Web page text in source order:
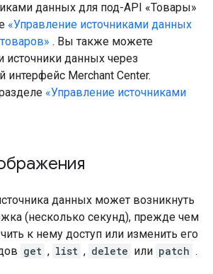
данных для под-API «Товары»
«Управление источниками данных
. Вы также можете
источники данных через
интерфейс Merchant Center.
«Управление источниками
данных может возникнуть
(несколько секунд), прежде чем
к нему доступ или изменить его
get , list , delete или patch .